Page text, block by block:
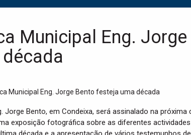
Municipal Eng. Jorge
Jorge Bento, em Condeixa, será assinalado na próxima
exposição fotográfica sobre as diferentes actividades